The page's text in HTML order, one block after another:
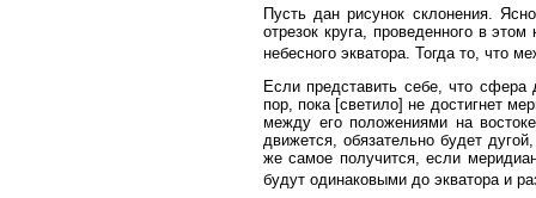
Пусть дан рисунок склонения.
отрезок круга, проведенного в
небесного экватора. Тогда то, что
Если представить себе, что сфера
пор, пока [светило] не достигнет
между его положениями на
движется, обязательно будет
же самое получится, если
будут одинаковыми до экватора и